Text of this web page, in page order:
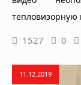
тепловизорную
1527 0
11.12.2019